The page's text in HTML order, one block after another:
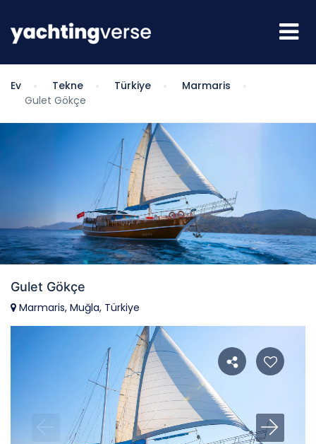
Ev Tekne Türkiye
Marmaris
Gulet Gökçe
Gulet Gökçe
Marmaris, Muğla, Türkiye